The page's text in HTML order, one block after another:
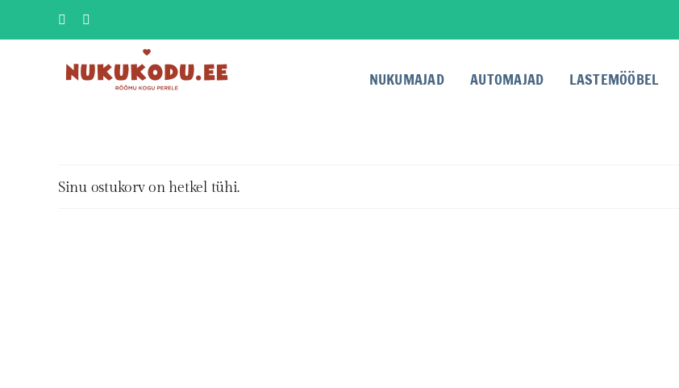
Facebook
NUKUMAJAD AUTOMAJAD LASTEMÖÖBEL
Sinu ostukorv on hetkel tühi.